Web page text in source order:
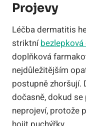
Projevy
Léčba dermatitis
striktní
doplňková
nejdůležitějším
postupně zhoršují.
dočasně, dokud
neprojeví, protože